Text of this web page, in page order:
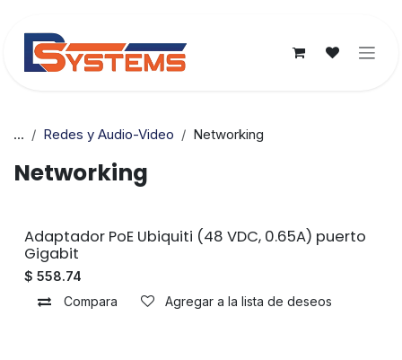
... Redes y Audio-Video Networking
Networking
Sin existencias
Adaptador PoE Ubiquiti (48 VDC, 0.65A) puerto
Gigabit
$ 558.74
Compara
Agregar a la lista de deseos